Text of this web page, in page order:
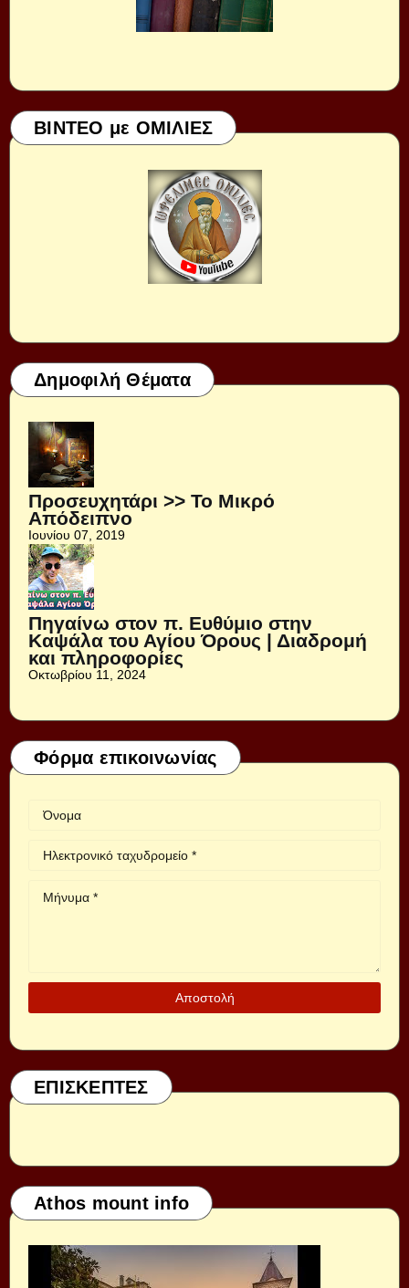
ΒΙΝΤΕΟ με ΟΜΙΛΙΕΣ
Δημοφιλή Θέματα
Προσευχητάρι >> Το Μικρό
Απόδειπνο
Ιουνίου 07, 2019
Πηγαίνω στον π. Ευθύμιο στην
Καψάλα του Αγίου Όρους | Διαδρομή
και πληροφορίες
Οκτωβρίου 11, 2024
Φόρμα επικοινωνίας
ΕΠΙΣΚΕΠΤΕΣ
Athos mount info